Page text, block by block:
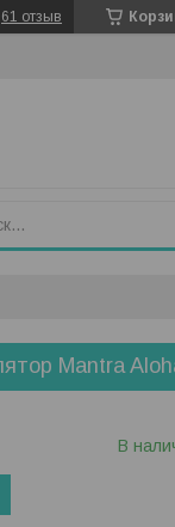
61 отзыв
Mantra
В